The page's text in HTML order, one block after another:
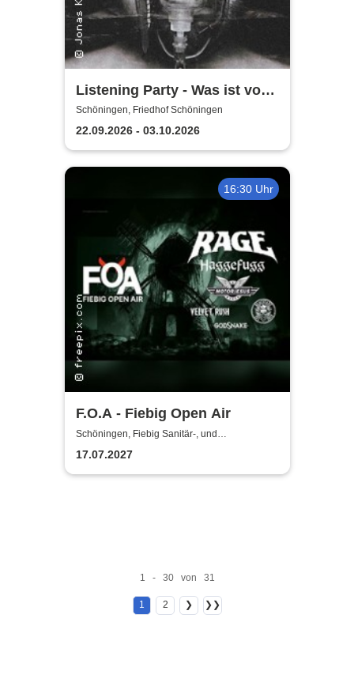
Listening Party - Was ist vom
Leben zu erwarten?
Schöningen, Friedhof Schöningen
22.09.2026 - 03.10.2026
16:30 Uhr
F.O.A - Fiebig Open Air
Schöningen, Fiebig Sanitär-, und
Heizungstechnik
17.07.2027
1 - 30 von 31
1 2 ❯ ❯❯